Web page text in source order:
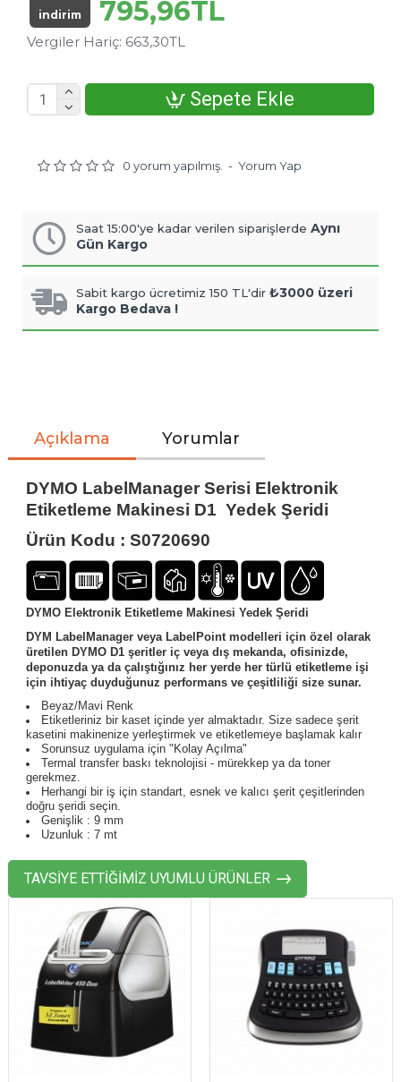
0 yorum yapılmış. - Yorum Yap
indirim 795,96TL
Vergiler Hariç: 663,30TL
Sepete Ekle
Saat 15:00'ye kadar verilen siparişlerde Aynı
Gün Kargo
Sabit kargo ücretimiz 150 TL'dir ₺3000 üzeri
Kargo Bedava !
Açıklama Yorumlar
DYMO LabelManager Serisi Elektronik
Etiketleme Makinesi D1 Yedek Şeridi
Ürün Kodu : S0720690
DYMO Elektronik Etiketleme Makinesi Yedek Şeridi
DYM LabelManager veya LabelPoint modelleri için özel olarak
üretilen DYMO D1 şeritler iç veya dış mekanda, ofisinizde,
deponuzda ya da çalıştığınız her yerde her türlü etiketleme işi
için ihtiyaç duyduğunuz performans ve çeşitliliği size sunar.
Beyaz/Mavi Renk
Etiketleriniz bir kaset içinde yer almaktadır. Size sadece şerit
kasetini makinenize yerleştirmek ve etiketlemeye başlamak kalır
Sorunsuz uygulama için "Kolay Açılma"
Termal transfer baskı teknolojisi - mürekkep ya da toner
gerekmez.
Herhangi bir iş için standart, esnek ve kalıcı şerit çeşitlerinden
doğru şeridi seçin.
Genişlik : 9 mm
Uzunluk : 7 mt
TAVSİYE ETTİĞİMİZ UYUMLU ÜRÜNLER